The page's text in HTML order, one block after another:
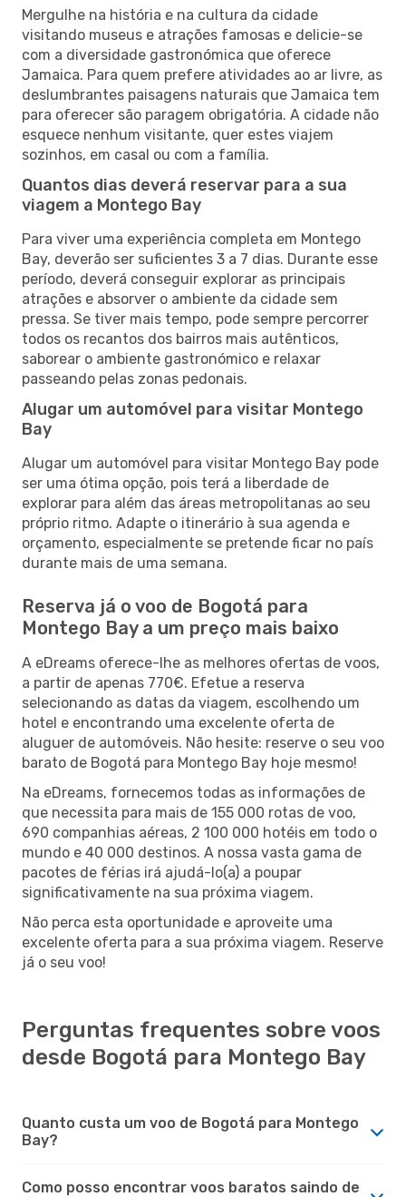
Mergulhe na história e na cultura da cidade
visitando museus e atrações famosas e delicie-se
com a diversidade gastronómica que oferece
Jamaica. Para quem prefere atividades ao ar livre, as
deslumbrantes paisagens naturais que Jamaica tem
para oferecer são paragem obrigatória. A cidade não
esquece nenhum visitante, quer estes viajem
sozinhos, em casal ou com a família.
Quantos dias deverá reservar para a sua
viagem a Montego Bay
Para viver uma experiência completa em Montego
Bay, deverão ser suficientes 3 a 7 dias. Durante esse
período, deverá conseguir explorar as principais
atrações e absorver o ambiente da cidade sem
pressa. Se tiver mais tempo, pode sempre percorrer
todos os recantos dos bairros mais autênticos,
saborear o ambiente gastronómico e relaxar
passeando pelas zonas pedonais.
Alugar um automóvel para visitar Montego
Bay
Alugar um automóvel para visitar Montego Bay pode
ser uma ótima opção, pois terá a liberdade de
explorar para além das áreas metropolitanas ao seu
próprio ritmo. Adapte o itinerário à sua agenda e
orçamento, especialmente se pretende ficar no país
durante mais de uma semana.
Reserva já o voo de Bogotá para
Montego Bay a um preço mais baixo
A eDreams oferece-lhe as melhores ofertas de voos,
a partir de apenas 770€. Efetue a reserva
selecionando as datas da viagem, escolhendo um
hotel e encontrando uma excelente oferta de
aluguer de automóveis. Não hesite: reserve o seu voo
barato de Bogotá para Montego Bay hoje mesmo!
Na eDreams, fornecemos todas as informações de
que necessita para mais de 155 000 rotas de voo,
690 companhias aéreas, 2 100 000 hotéis em todo o
mundo e 40 000 destinos. A nossa vasta gama de
pacotes de férias irá ajudá-lo(a) a poupar
significativamente na sua próxima viagem.
Não perca esta oportunidade e aproveite uma
excelente oferta para a sua próxima viagem. Reserve
já o seu voo!
Perguntas frequentes sobre voos
desde Bogotá para Montego Bay
Quanto custa um voo de Bogotá para Montego
Bay?
Como posso encontrar voos baratos saindo de